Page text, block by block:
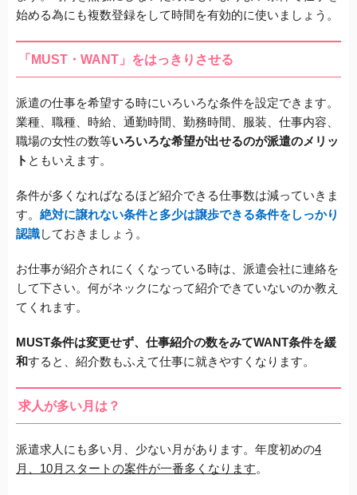
始める為にも複数登録をして時間を有効的に使いましょう。
「MUST・WANT」をはっきりさせる
派遣の仕事を希望する時にいろいろな条件を設定できます。
業種、職種、時給、通勤時間、勤務時間、服装、仕事内容、
職場の女性の数等いろいろな希望が出せるのが派遣のメリッ
ト ともいえます。
条件が多くなればなるほど紹介できる仕事数は減っていきま
す。 絶対に譲れない条件と多少は譲歩できる条件をしっかり
認識しておきましょう。
お仕事が紹介されにくくなっている時は、派遣会社に連絡を
して下さい。 何がネックになって紹介できていないのか教え
てくれます。
MUST条件は変更せず、仕事紹介の数をみてWANT条件を緩
和すると、 紹介数もふえて仕事に就きやすくなります。
求人が多い月は？
派遣求人にも多い月、少ない月があります。 年度初めの4
月、10月スタートの案件が一番多くなります。